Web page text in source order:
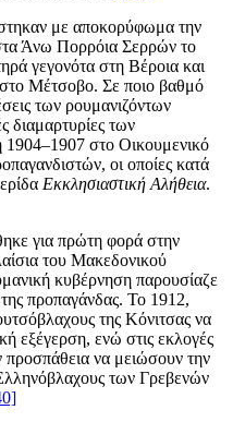
με αποκορύφωμα την
Άνω Πορρόια Σερρών το
γεγονότα στη Βέροια και
στο Μέτσοβο. Σε ποιο βαθμό
των ρουμανιζόντων
διαμαρτυρίες των
1904–1907 στο Οικουμενικό
οι οποίες κατά
Εκκλησιαστική Αλήθεια.
για πρώτη φορά στην
του Μακεδονικού
κυβέρνηση παρουσίαζε
της προπαγάνδας. Το 1912,
της Κόνιτσας να
εξέγερση, ενώ στις εκλογές
προσπάθεια να μειώσουν την
των Γρεβενών